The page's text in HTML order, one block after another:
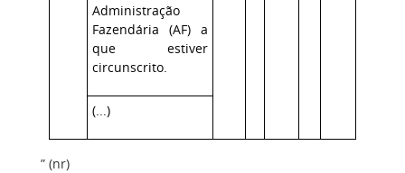
Administração
Fazendária (AF) a
que estiver
circunscrito.
(...)
” (nr)